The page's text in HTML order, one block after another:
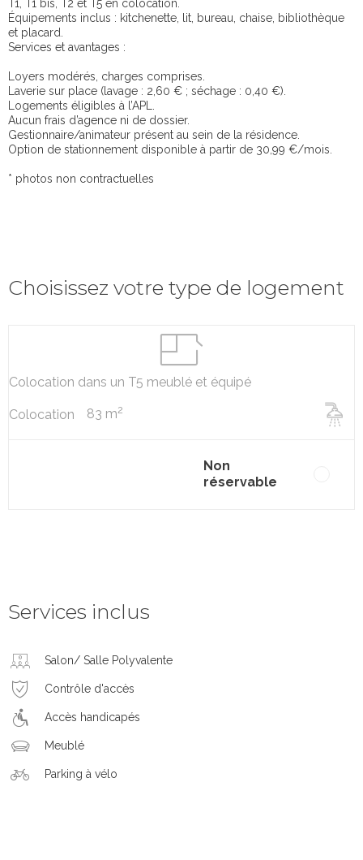
T1, T1 bis, T2 et T5 en colocation.
Équipements inclus : kitchenette, lit, bureau, chaise, bibliothèque
et placard.
Services et avantages :
Loyers modérés, charges comprises.
Laverie sur place (lavage : 2,60 € ; séchage : 0,40 €).
Logements éligibles à l’APL.
Aucun frais d’agence ni de dossier.
Gestionnaire/animateur présent au sein de la résidence.
Option de stationnement disponible à partir de 30,99 €/mois.
* photos non contractuelles
Choisissez votre type de logement
Colocation dans un T5 meublé et équipé
Colocation 83 m2
Non
réservable
Services inclus
Salon/ Salle Polyvalente
Contrôle d'accès
Accès handicapés
Meublé
Parking à vélo